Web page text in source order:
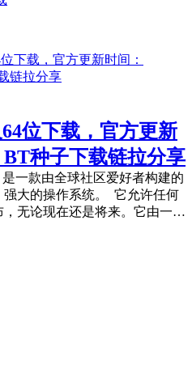
位下载，官方更新
BT种子下载链拉分享
一款由全球社区爱好者构建的
大的操作系统。 它允许任何
无论现在还是将来。它由一个